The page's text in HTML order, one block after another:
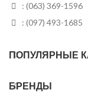
: (063) 369-1596
: (097) 493-1685
ПОПУЛЯРНЫЕ
БРЕНДЫ